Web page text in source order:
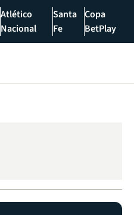
Atlético
Nacional
Santa
Fe
Copa
BetPlay